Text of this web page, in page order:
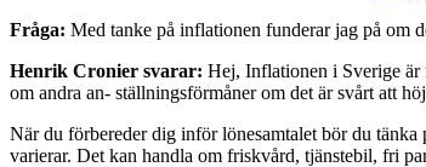
Fråga: Med tanke på inflationen funderar jag på om
Henrik Cronier svarar: Hej, Inflationen i Sverige är
om andra an­- ställningsförmåner om det är svårt att
När du förbereder dig inför lönesamtalet bör du
varierar. Det kan handla om friskvård, tjänstebil, fri